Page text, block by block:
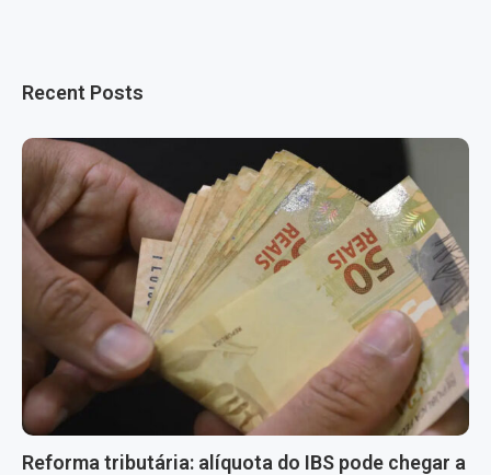
Recent Posts
Reforma tributária: alíquota do IBS pode chegar a